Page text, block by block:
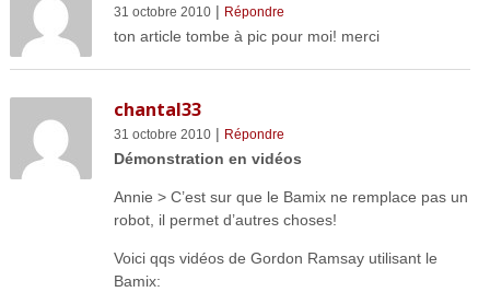
31 octobre 2010| Répondre
ton article tombe à pic pour moi! merci
chantal33
31 octobre 2010| Répondre
Démonstration en vidéos
Annie > C’est sur que le Bamix ne remplace pas un
robot, il permet d’autres choses!
Voici qqs vidéos de Gordon Ramsay utilisant le
Bamix: